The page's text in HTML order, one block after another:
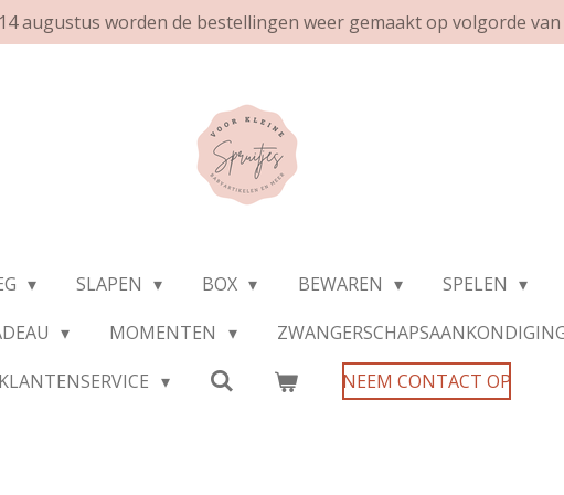
augustus worden de bestellingen weer gemaakt op volgorde
SLAPEN BOX BEWAREN SPELEN
MOMENTEN
KLANTENSERVICE
NEEM CONTACT OP